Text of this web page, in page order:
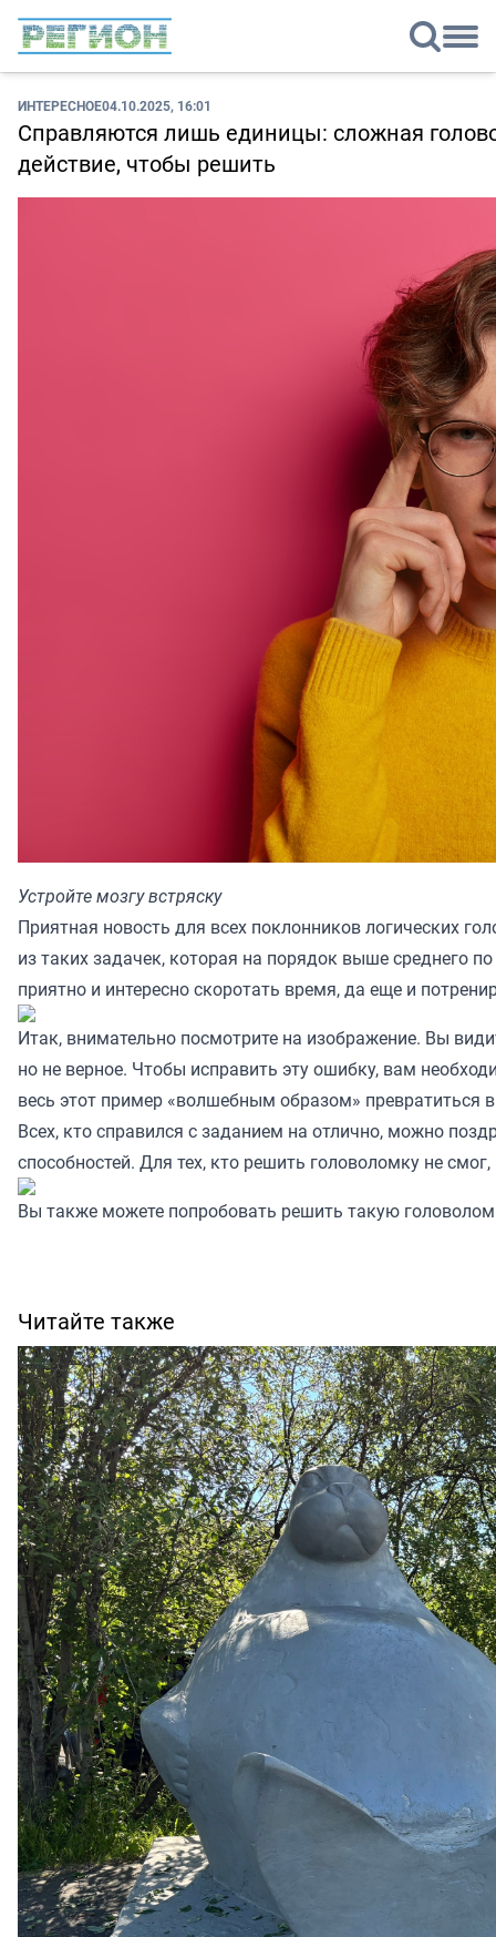
ИНТЕРЕСНОЕ04.10.2025, 16:01
Справляются лишь единицы: сложная
действие, чтобы решить
Устройте мозгу встряску
Приятная новость для всех поклонников логических
из таких задачек, которая на порядок выше среднего
приятно и интересно скоротать время, да еще и
Итак, внимательно посмотрите на изображение. Вы
но не верное. Чтобы исправить эту ошибку, вам
весь этот пример «волшебным образом» превратиться
Всех, кто справился с заданием на отлично, можно
способностей. Для тех, кто решить головоломку не
Вы также можете попробовать решить такую
Читайте также